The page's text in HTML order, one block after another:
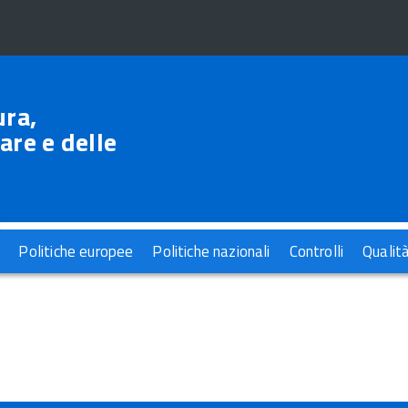
e delle
Politiche europee Politiche nazionali Controlli